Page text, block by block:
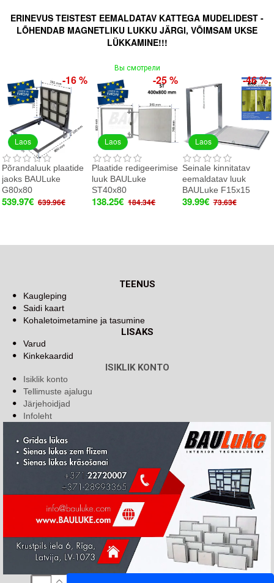
ERINEVUS TEISTEST EEMALDATAV KATTEGA MUDELIDEST -
LÕHENDAB MAGNETLIKU LUKKU JÄRGI, VÕIMSAM UKSE
LÜKKAMINE!!!
Вы смотрели
Laos
-16 %
Põrandaluuk plaatide
jaoks BAULuke
G80x80
539.97€ 639.96€
Laos
-25 %
Plaatide redigeerimise
luuk BAULuke
ST40x80
138.25€ 184.34€
Laos
-46 %
Seinale kinnitatav
eemaldatav luuk
BAULuke F15x15
39.99€ 73.63€
TEENUS
Kaugleping
Saidi kaart
Kohaletoimetamine ja tasumine
LISAKS
Varud
Kinkekaardid
ISIKLIK KONTO
Isiklik konto
Tellimuste ajalugu
Järjehoidjad
Infoleht